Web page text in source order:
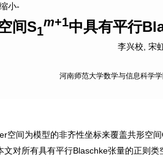
缩小-
间S1
m+1中具有平行
李兴校 宋
河南师范大学数学与信息科学
空间为模型的非齐性坐标来覆盖共形空
文对所有具有平行Blaschke张量的正则